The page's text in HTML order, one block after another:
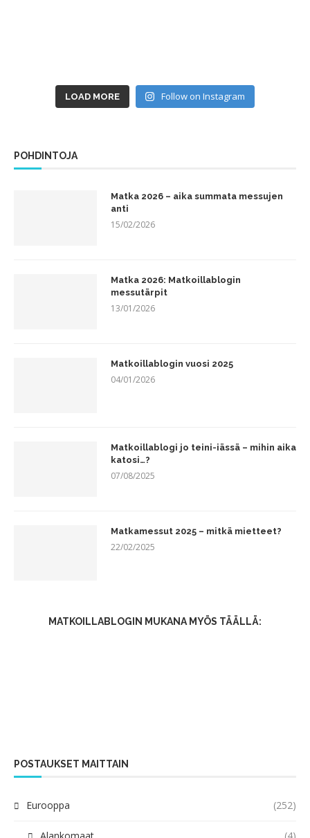
LOAD MORE Follow on Instagram
POHDINTOJA
Matka 2026 – aika summata messujen
anti
15/02/2026
Matka 2026: Matkoillablogin
messutärpit
13/01/2026
Matkoillablogin vuosi 2025
04/01/2026
Matkoillablogi jo teini-iässä – mihin aika
katosi…?
07/08/2025
Matkamessut 2025 – mitkä mietteet?
22/02/2025
MATKOILLABLOGIN MUKANA MYÖS TÄÄLLÄ:
POSTAUKSET MAITTAIN
Eurooppa (252)